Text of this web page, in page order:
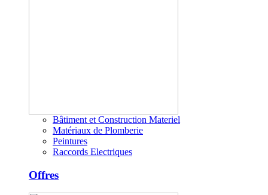
Bâtiment et Construction Materiel
Matériaux de Plomberie
Peintures
Raccords Electriques
Offres